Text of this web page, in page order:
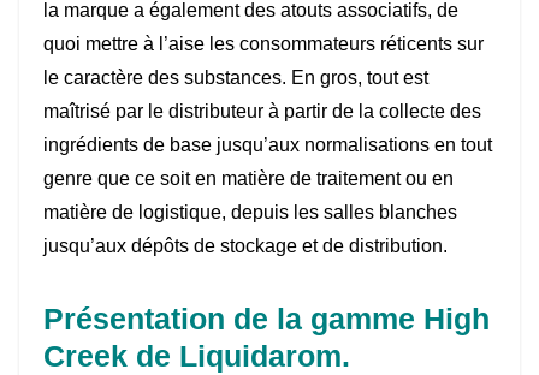
la marque a également des atouts associatifs, de
quoi mettre à l’aise les consommateurs réticents sur
le caractère des substances. En gros, tout est
maîtrisé par le distributeur à partir de la collecte des
ingrédients de base jusqu’aux normalisations en tout
genre que ce soit en matière de traitement ou en
matière de logistique, depuis les salles blanches
jusqu’aux dépôts de stockage et de distribution.
Présentation de la gamme High
Creek de Liquidarom.